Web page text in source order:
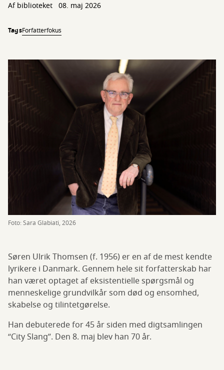
Af biblioteket 08. maj 2026
TagsForfatterfokus
Foto: Sara Glabiati, 2026
Søren Ulrik Thomsen (f. 1956) er en af de mest kendte
lyrikere i Danmark. Gennem hele sit forfatterskab har
han været optaget af eksistentielle spørgsmål og
menneskelige grundvilkår som død og ensomhed,
skabelse og tilintetgørelse.
Han debuterede for 45 år siden med digtsamlingen
“City Slang”. Den 8. maj blev han 70 år.